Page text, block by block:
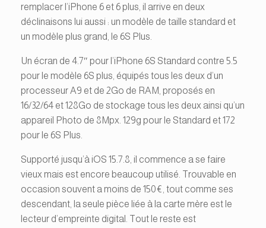
remplacer l’iPhone 6 et 6 plus, il arrive en deux
déclinaisons lui aussi : un modèle de taille standard et
un modèle plus grand, le 6S Plus.
Un écran de 4.7″ pour l’iPhone 6S Standard contre 5.5
pour le modèle 6S plus, équipés tous les deux d’un
processeur A9 et de 2Go de RAM, proposés en
16/32/64 et 128Go de stockage tous les deux ainsi qu’un
appareil Photo de 8Mpx. 129g pour le Standard et 172
pour le 6S Plus.
Supporté jusqu’à iOS 15.7.8, il commence a se faire
vieux mais est encore beaucoup utilisé. Trouvable en
occasion souvent a moins de 150€, tout comme ses
descendant, la seule pièce liée à la carte mère est le
lecteur d’empreinte digital. Tout le reste est